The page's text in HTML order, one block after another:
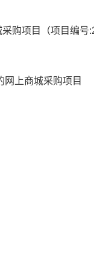
购项目 （项目编号:
网上商城采购项目